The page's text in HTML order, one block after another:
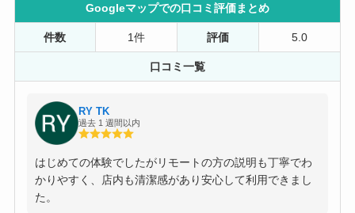
Googleマップでの口コミ評価まとめ
件数 1件 評価 5.0
口コミ一覧
RY TK
過去 1 週間以内
はじめての体験でしたがリモートの方の説明も丁寧でわ
かりやすく、店内も清潔感があり安心して利用できまし
た。